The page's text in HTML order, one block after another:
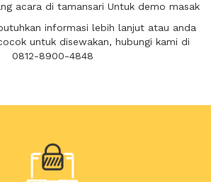
acara di tamansari Untuk demo masak
informasi lebih lanjut atau anda
untuk disewakan, hubungi kami di
0812-8900-4848